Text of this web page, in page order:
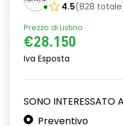
eCall funzionalità soggetta
compatibilità 2G/3G o 4G/
emergency lane keep
mantenimento della corsia
integrata
freno di stazionamento
4.5(828 totale
Prezzo di Listino
€28.150
Iva Esposta
SONO INTERESSATO
Preventivo